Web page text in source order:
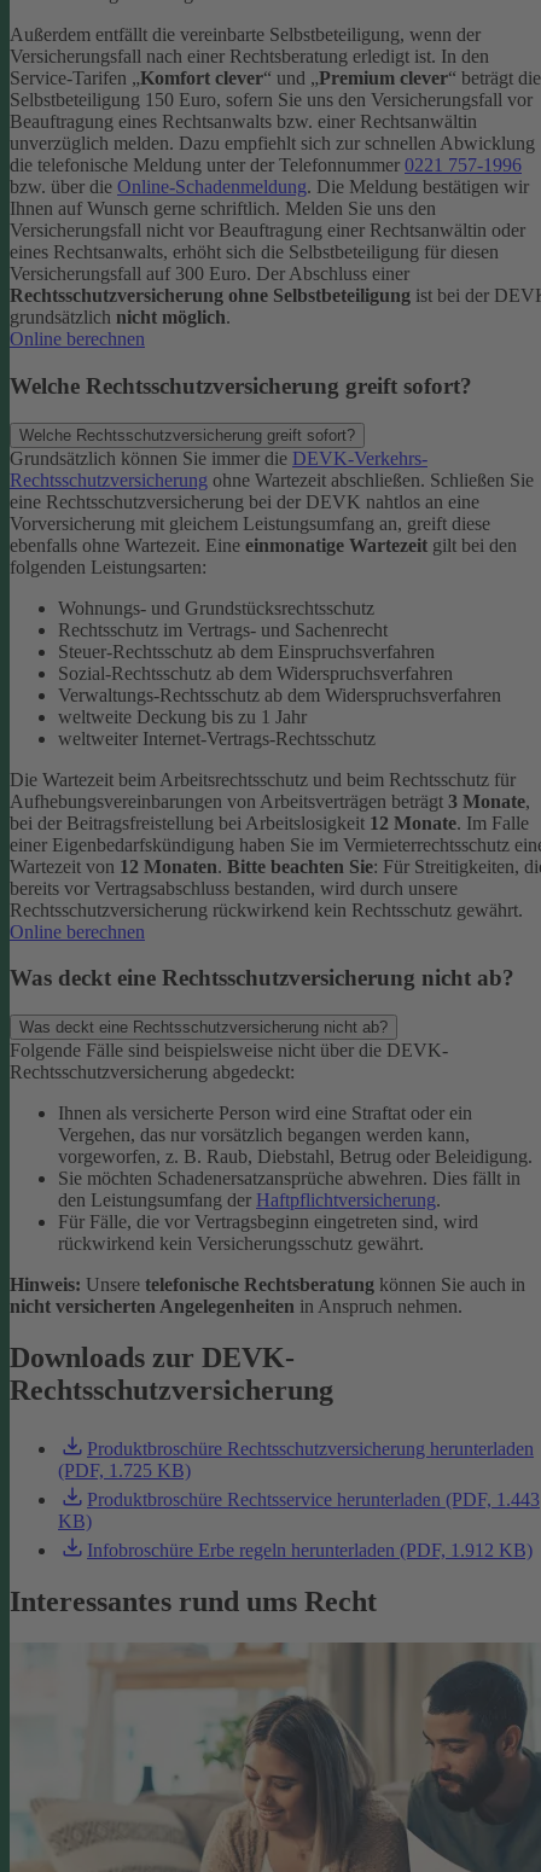
Außerdem entfällt die vereinbarte Selbstbeteiligung, wenn der
Versicherungsfall nach einer Rechtsberatung erledigt ist. In den
Service-Tarifen „Komfort clever“ und „Premium clever“ beträgt die
Selbstbeteiligung 150 Euro, sofern Sie uns den Versicherungsfall vor
Beauftragung eines Rechtsanwalts bzw. einer Rechtsanwältin
unverzüglich melden. Dazu empfiehlt sich zur schnellen Abwicklung
die telefonische Meldung unter der Telefonnummer 0221 757-1996
bzw. über die Online-Schadenmeldung. Die Meldung bestätigen wir
Ihnen auf Wunsch gerne schriftlich. Melden Sie uns den
Versicherungsfall nicht vor Beauftragung einer Rechtsanwältin oder
eines Rechtsanwalts, erhöht sich die Selbstbeteiligung für diesen
Versicherungsfall auf 300 Euro. Der Abschluss einer
Rechtsschutzversicherung ohne Selbstbeteiligung ist bei der
grundsätzlich nicht möglich.
Online berechnen
Welche Rechtsschutzversicherung greift sofort?
Welche Rechtsschutzversicherung greift sofort?
Grundsätzlich können Sie immer die DEVK-Verkehrs-
Rechtsschutzversicherung ohne Wartezeit abschließen. Schließen Sie
eine Rechtsschutzversicherung bei der DEVK nahtlos an eine
Vorversicherung mit gleichem Leistungsumfang an, greift diese
ebenfalls ohne Wartezeit. Eine einmonatige Wartezeit gilt bei den
folgenden Leistungsarten:
Wohnungs- und Grundstücksrechtsschutz
Rechtsschutz im Vertrags- und Sachenrecht
Steuer-Rechtsschutz ab dem Einspruchsverfahren
Sozial-Rechtsschutz ab dem Widerspruchsverfahren
Verwaltungs-Rechtsschutz ab dem Widerspruchsverfahren
weltweite Deckung bis zu 1 Jahr
weltweiter Internet-Vertrags-Rechtsschutz
Die Wartezeit beim Arbeitsrechtsschutz und beim Rechtsschutz für
Aufhebungsvereinbarungen von Arbeitsverträgen beträgt 3 Monate,
bei der Beitragsfreistellung bei Arbeitslosigkeit 12 Monate. Im Falle
einer Eigenbedarfskündigung haben Sie im Vermieterrechtsschutz
Wartezeit von 12 Monaten. Bitte beachten Sie: Für Streitigkeiten,
bereits vor Vertragsabschluss bestanden, wird durch unsere
Rechtsschutzversicherung rückwirkend kein Rechtsschutz gewährt.
Online berechnen
Was deckt eine Rechtsschutzversicherung nicht ab?
Was deckt eine Rechtsschutzversicherung nicht ab?
Folgende Fälle sind beispielsweise nicht über die DEVK-
Rechtsschutzversicherung abgedeckt:
Ihnen als versicherte Person wird eine Straftat oder ein
Vergehen, das nur vorsätzlich begangen werden kann,
vorgeworfen, z. B. Raub, Diebstahl, Betrug oder Beleidigung.
Sie möchten Schadenersatzansprüche abwehren. Dies fällt in
den Leistungsumfang der Haftpflichtversicherung.
Für Fälle, die vor Vertragsbeginn eingetreten sind, wird
rückwirkend kein Versicherungsschutz gewährt.
Hinweis: Unsere telefonische Rechtsberatung können Sie auch in
nicht versicherten Angelegenheiten in Anspruch nehmen.
Downloads zur DEVK-
Rechtsschutzversicherung
Produktbroschüre Rechtsschutzversicherung herunterladen
(PDF, 1.725 KB)
Produktbroschüre Rechtsservice herunterladen (PDF, 1.443
KB)
Infobroschüre Erbe regeln herunterladen (PDF, 1.912 KB)
Interessantes rund ums Recht